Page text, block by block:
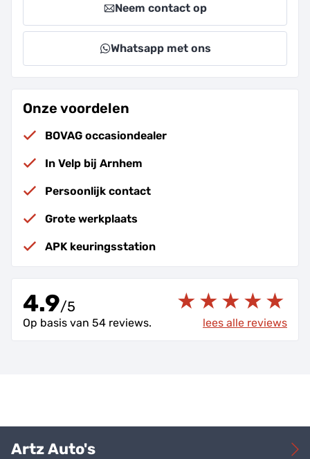
Neem contact op
Whatsapp met ons
Onze voordelen
BOVAG occasiondealer
In Velp bij Arnhem
Persoonlijk contact
Grote werkplaats
APK keuringsstation
4.9/5
Op basis van 54 reviews. lees alle reviews
Artz Auto's